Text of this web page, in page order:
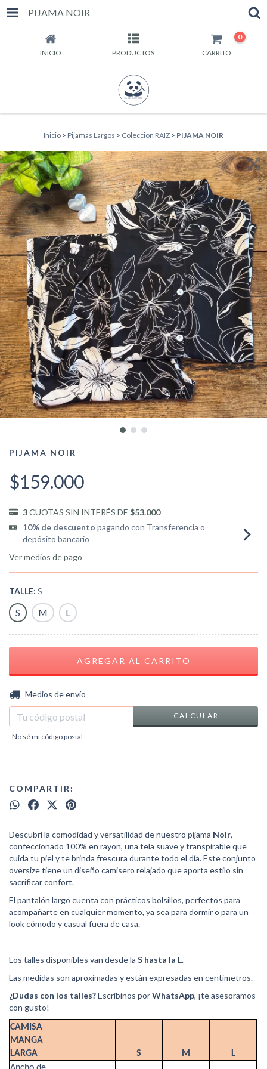
PIJAMA NOIR
INICIO PRODUCTOS CARRITO
0
Inicio > Pijamas Largos > Coleccion RAIZ > PIJAMA NOIR
PIJAMA NOIR
$159.000
3CUOTAS SIN INTERÉS DE $53.000
10% de descuento pagando con Transferencia o
depósito bancario
Ver medios de pago
TALLE: S
S M L
Entregas para el CP:
Medios de envío
CALCULAR
No sé mi código postal
COMPARTIR:
Descubrí la comodidad y versatilidad de nuestro pijama Noir,
confeccionado 100% en rayon, una tela suave y transpirable que
cuida tu piel y te brinda frescura durante todo el día. Este conjunto
oversize tiene un diseño camisero relajado que aporta estilo sin
sacrificar confort.
El pantalón largo cuenta con prácticos bolsillos, perfectos para
acompañarte en cualquier momento, ya sea para dormir o para un
look cómodo y casual fuera de casa.
Los talles disponibles van desde la S hasta la L.
Las medidas son aproximadas y están expresadas en centímetros.
¿Dudas con los talles?Escribinos porWhatsApp, ¡te asesoramos
con gusto!
CAMISA
MANGA
LARGA
S M
L